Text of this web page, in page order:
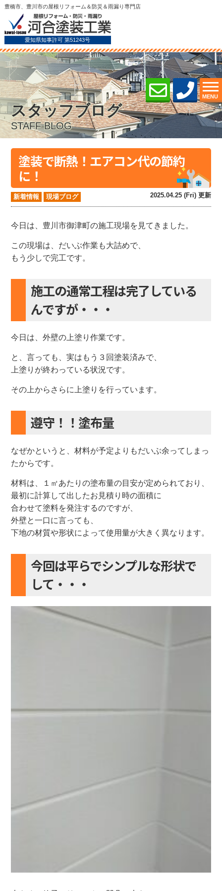
豊橋市、豊川市の屋根リフォーム＆防災＆雨漏り専門店
MENU
愛知県知事許可 第51243号
スタッフブログ
STAFF BLOG
塗装で断熱！エアコン代の節約
に！
新着情報 現場ブログ 2025.04.25 (Fri) 更新
今日は、豊川市御津町の施工現場を見てきました。
この現場は、だいぶ作業も大詰めで、
もう少しで完工です。
施工の通常工程は完了している
んですが・・・
今日は、外壁の上塗り作業です。
と、言っても、実はもう３回塗装済みで、
上塗りが終わっている状況です。
その上からさらに上塗りを行っています。
遵守！！塗布量
なぜかというと、材料が予定よりもだいぶ余ってしまっ
たからです。
材料は、１㎡あたりの塗布量の目安が定められており、
最初に計算して出したお見積り時の面積に
合わせて塗料を発注するのですが、
外壁と一口に言っても、
下地の材質や形状によって使用量が大きく異なります。
今回は平らでシンプルな形状で
して・・・